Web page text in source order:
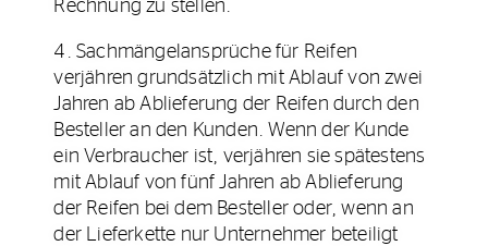
Rechnung zu stellen.
4. Sachmängelansprüche für Reifen
verjähren grundsätzlich mit Ablauf von zwei
Jahren ab Ablieferung der Reifen durch den
Besteller an den Kunden. Wenn der Kunde
ein Verbraucher ist, verjähren sie spätestens
mit Ablauf von fünf Jahren ab Ablieferung
der Reifen bei dem Besteller oder, wenn an
der Lieferkette nur Unternehmer beteiligt